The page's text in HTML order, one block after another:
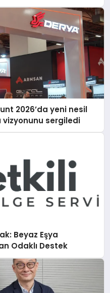
2026’da yeni nesil
sergiledi
Beyaz Eşya
Odaklı Destek